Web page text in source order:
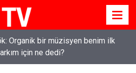
Organik bir müzisyen benim ilk
için ne dedi?